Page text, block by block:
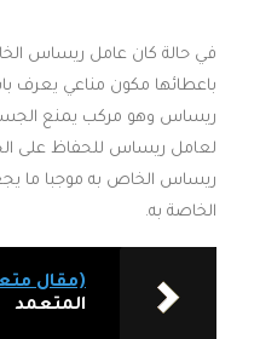
في حالة كان عامل ريساس
باعطائها مكون مناعي يعرف
ريساس وهو مركب يمنع
لعامل ريساس للحفاظ على
ريساس الخاص به موجبا ما
الخاصة به.
(مقال
المتعمد